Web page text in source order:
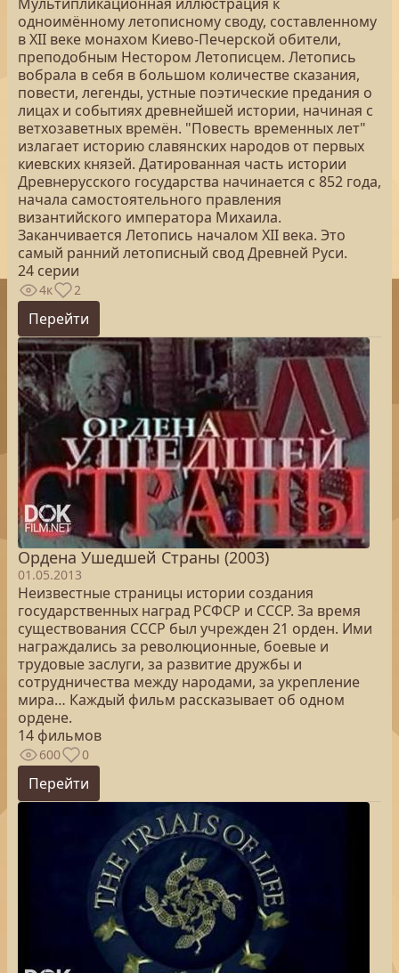
одноимённому летописному своду, составленному
в XII веке монахом Киево-Печерской обители,
преподобным Нестором Летописцем. Летопись
вобрала в себя в большом количестве сказания,
повести, легенды, устные поэтические предания о
лицах и событиях древнейшей истории, начиная с
ветхозаветных времён. "Повесть временных лет"
излагает историю славянских народов от первых
киевских князей. Датированная часть истории
Древнерусского государства начинается с 852 года,
начала самостоятельного правления
византийского императора Михаила.
Заканчивается Летопись началом XII века. Это
самый ранний летописный свод Древней Руси.
24 серии
4к 2
Перейти
Ордена Ушедшей Страны (2003)
01.05.2013
Неизвестные страницы истории создания
государственных наград РСФСР и СССР. За время
существования СССР был учрежден 21 орден. Ими
награждались за революционные, боевые и
трудовые заслуги, за развитие дружбы и
сотрудничества между народами, за укрепление
мира… Каждый фильм рассказывает об одном
ордене.
14 фильмов
600 0
Перейти